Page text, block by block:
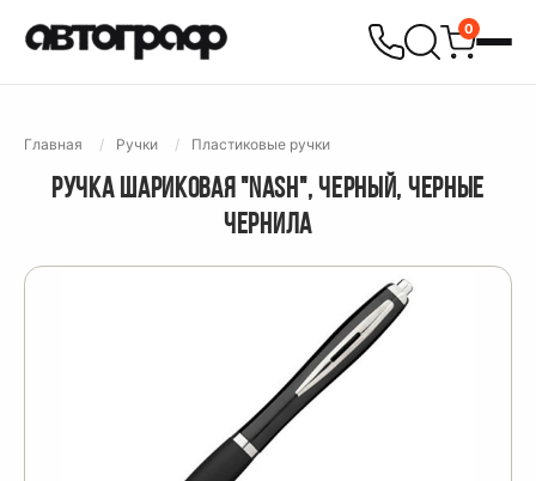
0
Главная Ручки Пластиковые ручки
РУЧКА ШАРИКОВАЯ "NASH", ЧЕРНЫЙ, ЧЕРНЫЕ
ЧЕРНИЛА